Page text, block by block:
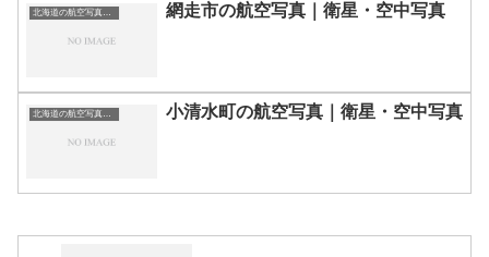
北海道の航空写真・空中写真 網走市の航空写真｜衛星・空中写真
北海道の航空写真・空中写真 小清水町の航空写真｜衛星・空中写真